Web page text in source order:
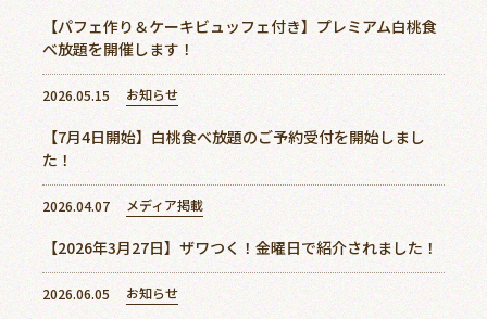
【パフェ作り＆ケーキビュッフェ付き】プレミアム白桃食
べ放題を開催します！
2026.05.15 お知らせ
【7月4日開始】白桃食べ放題のご予約受付を開始しまし
た！
2026.04.07 メディア掲載
【2026年3月27日】ザワつく！金曜日で紹介されました！
2026.06.05 お知らせ